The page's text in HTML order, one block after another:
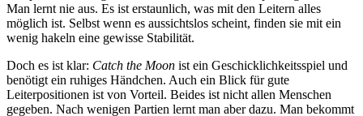
Man lernt nie aus. Es ist erstaunlich, was mit den Leitern alles
möglich ist. Selbst wenn es aussichtslos scheint, finden sie mit ein
wenig hakeln eine gewisse Stabilität.
Doch es ist klar: Catch the Moon ist ein Geschicklichkeitsspiel und
benötigt ein ruhiges Händchen. Auch ein Blick für gute
Leiterpositionen ist von Vorteil. Beides ist nicht allen Menschen
gegeben. Nach wenigen Partien lernt man aber dazu. Man bekommt